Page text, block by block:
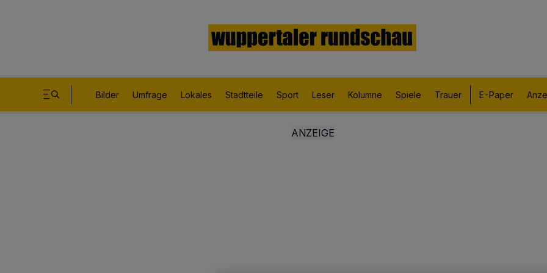
Bilder Umfrage Lokales Stadtteile Sport Leser Kolumne Spiele Trauer E-Paper